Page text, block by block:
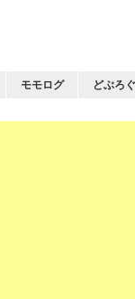
モモログ どぶろぐ